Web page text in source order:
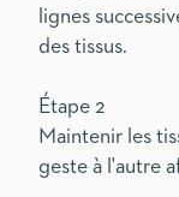
lignes
des tissus.
Étape 2
Maintenir les
geste à l'autre